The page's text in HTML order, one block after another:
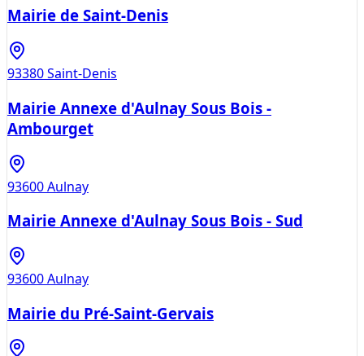
Mairie de Saint-Denis
93380Saint-Denis
Mairie Annexe d'Aulnay Sous Bois -
Ambourget
93600Aulnay
Mairie Annexe d'Aulnay Sous Bois - Sud
93600Aulnay
Mairie du Pré-Saint-Gervais